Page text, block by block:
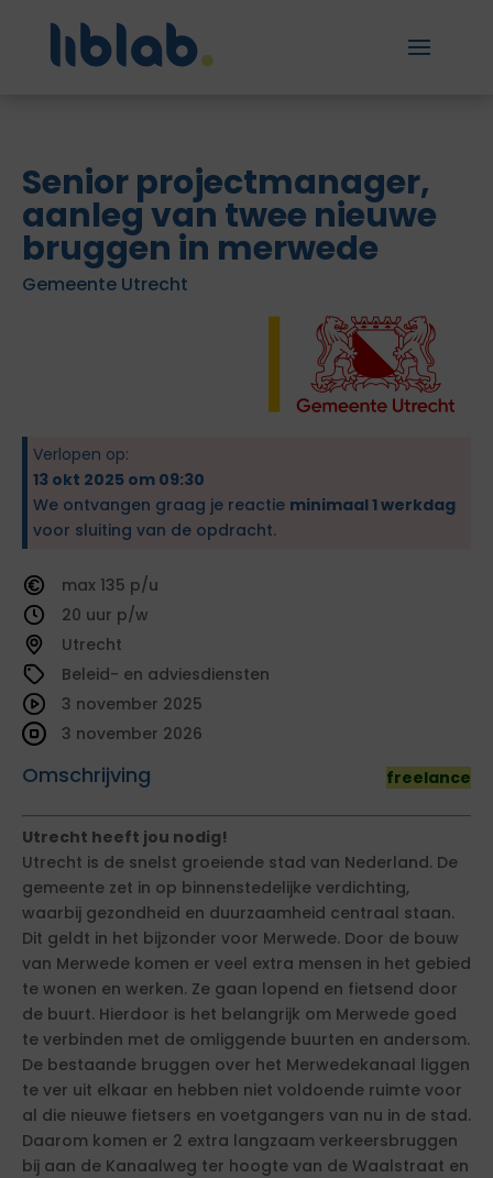
Senior projectmanager,
aanleg van twee nieuwe
bruggen in merwede
Gemeente Utrecht
Verlopen op:
13 okt 2025 om 09:30
We ontvangen graag je reactie minimaal 1 werkdag
voor sluiting van de opdracht.
135
20
Utrecht
Beleid- en adviesdiensten
Omschrijving freelance
3 november 2025
3 november 2026
Utrecht heeft jou nodig!
Utrecht is de snelst groeiende stad van Nederland. De
gemeente zet in op binnenstedelijke verdichting,
waarbij gezondheid en duurzaamheid centraal staan.
Dit geldt in het bijzonder voor Merwede. Door de bouw
van Merwede komen er veel extra mensen in het gebied
te wonen en werken. Ze gaan lopend en fietsend door
de buurt. Hierdoor is het belangrijk om Merwede goed
te verbinden met de omliggende buurten en andersom.
De bestaande bruggen over het Merwedekanaal liggen
te ver uit elkaar en hebben niet voldoende ruimte voor
al die nieuwe fietsers en voetgangers van nu in de stad.
Daarom komen er 2 extra langzaam verkeersbruggen
bij aan de Kanaalweg ter hoogte van de Waalstraat en